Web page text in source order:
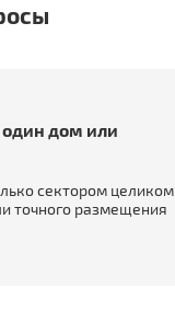
дом или
сектором целиком
точного размещения